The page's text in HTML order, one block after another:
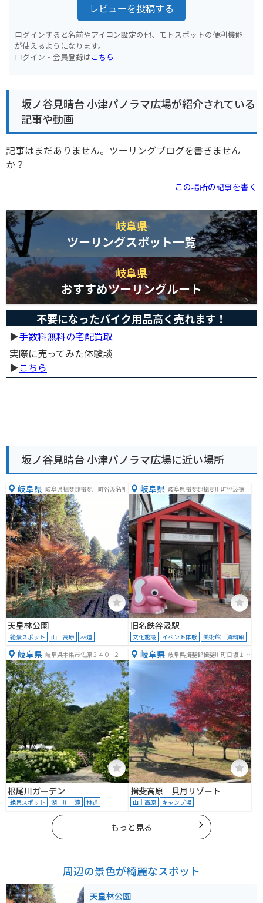
レビューを投稿する
ログインすると名前やアイコン設定の他、モトスポットの便利機能
が使えるようになります。
ログイン・会員登録はこちら
坂ノ谷見晴台 小津パノラマ広場が紹介されている
記事や動画
記事はまだありません。ツーリングブログを書きません
か？
この場所の記事を書く
岐阜県
ツーリングスポット一覧
岐阜県
おすすめツーリングルート
不要になったバイク用品高く売れます！
▶︎手数料無料の宅配買取
実際に売ってみた体験談
▶︎こちら
坂ノ谷見晴台 小津パノラマ広場に近い場所
岐阜県 岐阜県揖斐郡揖斐川町谷汲名礼
天皇林公園
絶景スポット 山｜高原 林道
岐阜県 岐阜県揖斐郡揖斐川町谷汲徳積
１４１２
旧名鉄谷汲駅
文化施設 イベント体験 美術館｜資料館
岐阜県 岐阜県本巣市佐原３４０−２
根尾川ガーデン
絶景スポット 湖｜川｜滝 林道
岐阜県 岐阜県揖斐郡揖斐川町日坂１５
０９−１５
揖斐高原 貝月リゾート
山｜高原 キャンプ場
もっと見る
周辺の景色が綺麗なスポット
天皇林公園